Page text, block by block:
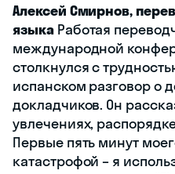
Алексей Смирнов,
языкаРаботая
международной
столкнулся с
испанском разговор о
докладчиков. Он
увлечениях,
Первые пять минут
катастрофой – я